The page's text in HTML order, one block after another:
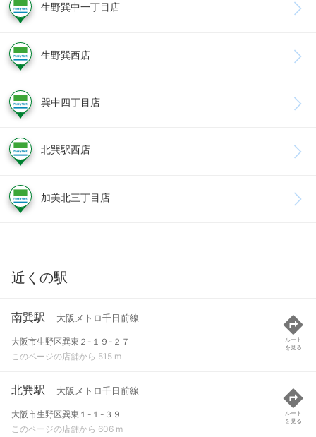
生野巽中一丁目店
生野巽西店
巽中四丁目店
北巽駅西店
加美北三丁目店
近くの駅
南巽駅 大阪メトロ千日前線
大阪市生野区巽東２-１９-２７
このページの店舗から 515 m
ルート
を見る
北巽駅 大阪メトロ千日前線
大阪市生野区巽東１-１-３９
このページの店舗から 606 m
ルート
を見る